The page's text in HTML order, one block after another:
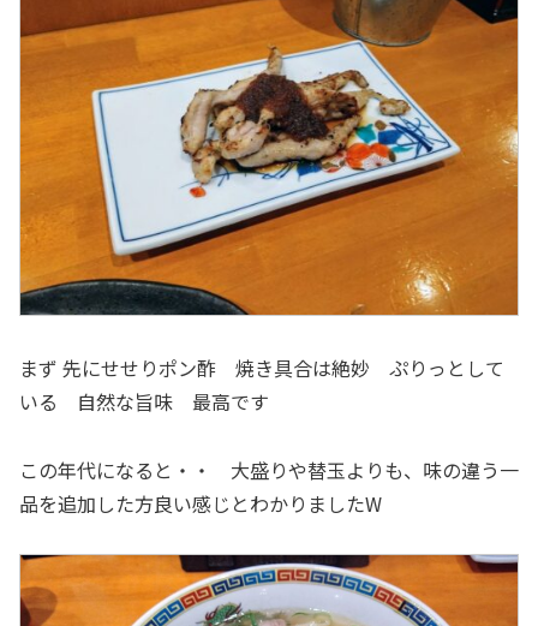
まず 先にせせりポン酢 焼き具合は絶妙 ぷりっとして
いる 自然な旨味 最高です
この年代になると・・ 大盛りや替玉よりも、味の違う一
品を追加した方良い感じとわかりましたW